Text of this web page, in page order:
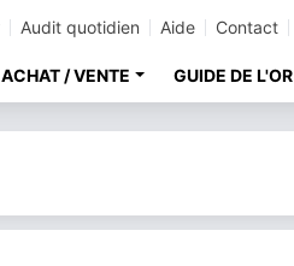
Audit quotidien Aide Contact
ACHAT / VENTE GUIDE DE L'OR